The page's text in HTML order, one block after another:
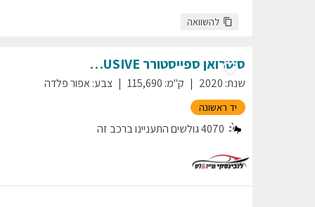
להשוואה
סיטרואןספייסטורר EXCLUSIVE
שנת:
2020 ק"מ:
115,690 צבע:אפור פלדה
יד ראשונה
4070גולשים התעניינו ברכב זה